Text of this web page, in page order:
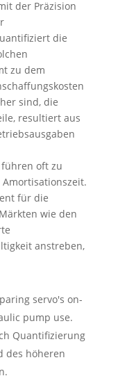
der Präzision
die
zu dem
sind, die
resultiert aus
oft zu
für die
wie den
anstreben,
servo's on-
pump use.
Quantifizierung
des höheren